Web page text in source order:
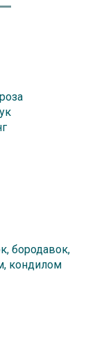
бородавок,
кондилом